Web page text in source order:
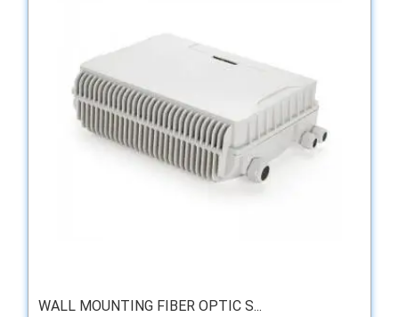
WALL MOUNTING FIBER OPTIC S...